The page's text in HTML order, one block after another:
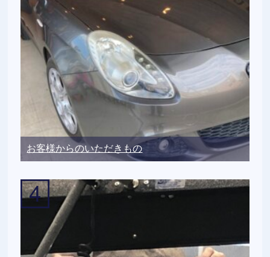
お客様からのいただきもの